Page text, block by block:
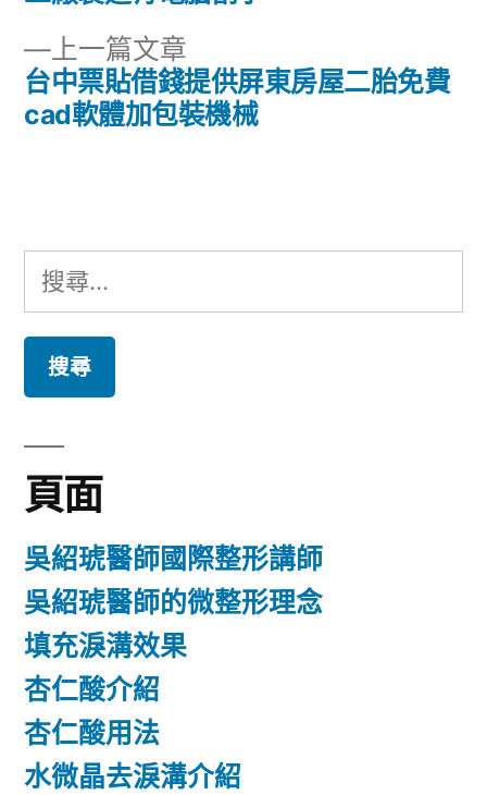
導
覽
上一篇文章
一
篇
台中票貼借錢提供屏東房屋二胎免費
cad軟體加包裝機械
搜
尋
鍵
字:
頁面
吳紹琥醫師國際整形講師
吳紹琥醫師的微整形理念
填充淚溝效果
杏仁酸介紹
杏仁酸用法
水微晶去淚溝介紹